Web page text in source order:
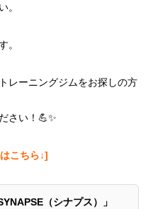
。
。
レーニングジムをお探しの方
さい！💪✨
こちら↓]
（シナプス）」